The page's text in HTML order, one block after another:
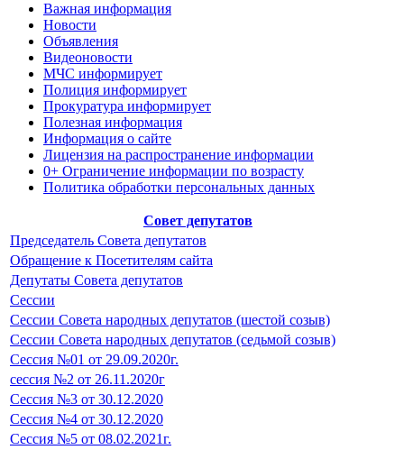
Важная информация
Новости
Объявления
Видеоновости
МЧС информирует
Полиция информирует
Прокуратура информирует
Полезная информация
Информация о сайте
Лицензия на распространение информации
0+ Ограничение информации по возрасту
Политика обработки персональных данных
Совет депутатов
Председатель Совета депутатов
Обращение к Посетителям сайта
Депутаты Совета депутатов
Сессии
Сессии Совета народных депутатов (шестой созыв)
Сессии Совета народных депутатов (седьмой созыв)
Сессия №01 от 29.09.2020г.
сессия №2 от 26.11.2020г
Сессия №3 от 30.12.2020
Сессия №4 от 30.12.2020
Сессия №5 от 08.02.2021г.